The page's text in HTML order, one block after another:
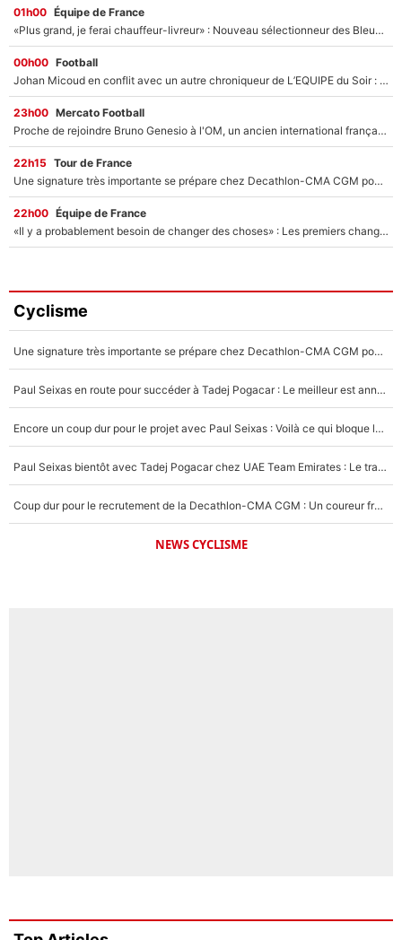
01h00 Équipe de France
«Plus grand, je ferai chauffeur-livreur» : Nouveau sélectionneur des Bleus, Zinédine Zidane s’était imaginé un avenir très différent lorsqu'il était enfant
00h00 Football
Johan Micoud en conflit avec un autre chroniqueur de L’EQUIPE du Soir : «Pendant un moment, je ne les ai pas remis ensemble dans l'émission»
23h00 Mercato Football
Proche de rejoindre Bruno Genesio à l'OM, un ancien international français va finalement débarquer... sur RMC !
22h15 Tour de France
Une signature très importante se prépare chez Decathlon-CMA CGM pour aider Paul Seixas à gagner le Tour de France 2027
22h00 Équipe de France
«Il y a probablement besoin de changer des choses» : Les premiers changements de Zinedine Zidane en équipe de France sont révélés ?
Cyclisme
Une signature très importante se prépare chez Decathlon-CMA CGM pour aider Paul Seixas à gagner le Tour de France 2027
Paul Seixas en route pour succéder à Tadej Pogacar : Le meilleur est annoncé pour l’avenir de la pépite française
Encore un coup dur pour le projet avec Paul Seixas : Voilà ce qui bloque le transfert d’un coureur chez Decathlon-CMA CGM
Paul Seixas bientôt avec Tadej Pogacar chez UAE Team Emirates : Le transfert surprise qui se prépare après le Tour de France 2026 !
Coup dur pour le recrutement de la Decathlon-CMA CGM : Un coureur français refuse de rejoindre Paul Seixas
NEWS CYCLISME